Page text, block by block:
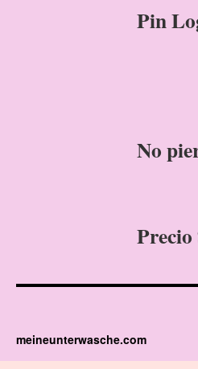
Pin
No
meineunterwasche.com